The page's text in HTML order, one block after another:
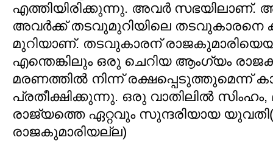
എത്തിയിരിക്കുന്നു. അവര്‍ സഭയിലാണ്.
അവര്‍ക്ക് തടവുമുറിയിലെ തടവുകാരനെ
മുറിയാണ്. തടവുകാരന്
എന്തെങ്കിലും ഒരു ചെറിയ ആംഗ്യം
മരണത്തില്‍ നിന്ന് രക്ഷപ്പെടുത്തുമെന്ന്
പ്രതീക്ഷിക്കുന്നു. ഒരു വാതിലില്‍
രാജ്യത്തെ ഏറ്റവും സുന്ദരിയായ
രാജകുമാരിയല്ല)